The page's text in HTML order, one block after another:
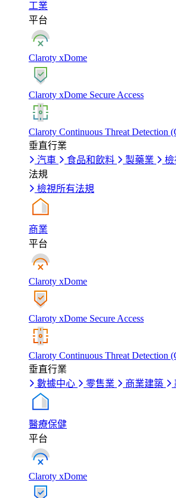
工業
平台
Claroty xDome
Claroty xDome Secure Access
Claroty Continuous Threat Detection
垂直行業
汽車
食品和飲料 製藥業
檢
法規
檢視所有法規
商業
平台
Claroty xDome
Claroty xDome Secure Access
Claroty Continuous Threat Detection
垂直行業
數據中心
零售業 商業建築
醫療保健
平台
Claroty xDome